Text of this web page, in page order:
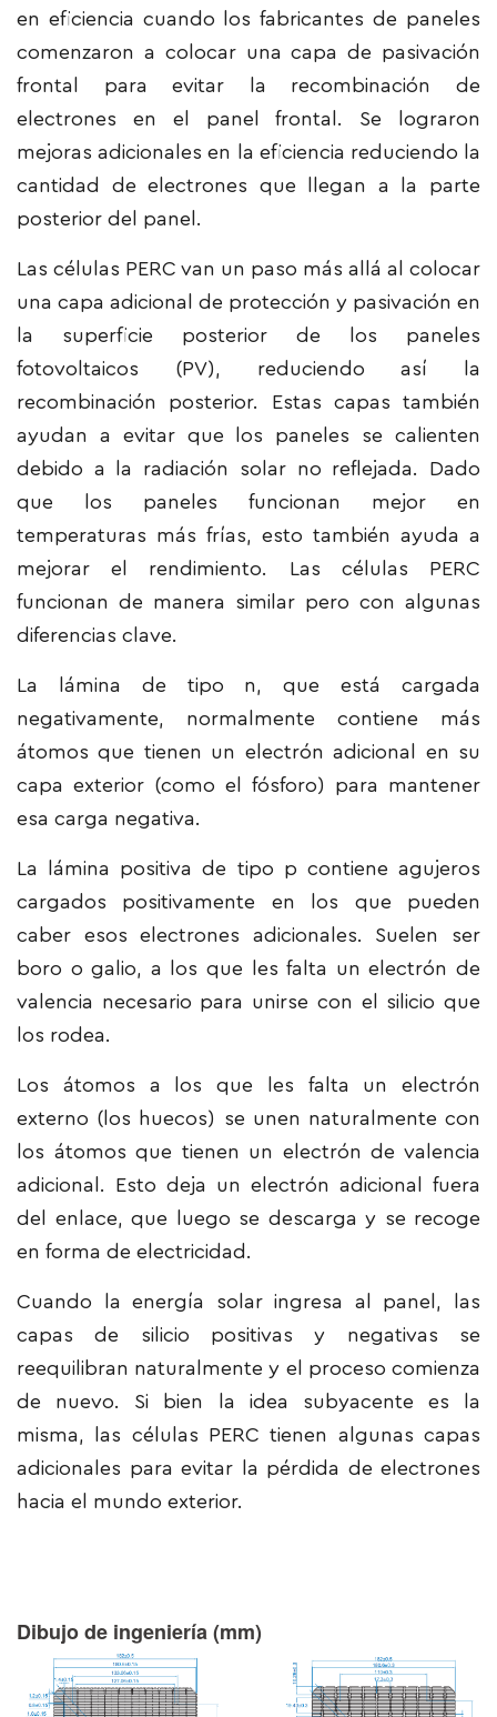
en eficiencia cuando los fabricantes de paneles
comenzaron a colocar una capa de pasivación
frontal para evitar la recombinación de
electrones en el panel frontal. Se lograron
mejoras adicionales en la eficiencia reduciendo la
cantidad de electrones que llegan a la parte
posterior del panel.
Las células PERC van un paso más allá al colocar
una capa adicional de protección y pasivación en
la superficie posterior de los paneles
fotovoltaicos (PV), reduciendo así la
recombinación posterior. Estas capas también
ayudan a evitar que los paneles se calienten
debido a la radiación solar no reflejada. Dado
que los paneles funcionan mejor en
temperaturas más frías, esto también ayuda a
mejorar el rendimiento. Las células PERC
funcionan de manera similar pero con algunas
diferencias clave.
La lámina de tipo n, que está cargada
negativamente, normalmente contiene más
átomos que tienen un electrón adicional en su
capa exterior (como el fósforo) para mantener
esa carga negativa.
La lámina positiva de tipo p contiene agujeros
cargados positivamente en los que pueden
caber esos electrones adicionales. Suelen ser
boro o galio, a los que les falta un electrón de
valencia necesario para unirse con el silicio que
los rodea.
Los átomos a los que les falta un electrón
externo (los huecos) se unen naturalmente con
los átomos que tienen un electrón de valencia
adicional. Esto deja un electrón adicional fuera
del enlace, que luego se descarga y se recoge
en forma de electricidad.
Cuando la energía solar ingresa al panel, las
capas de silicio positivas y negativas se
reequilibran naturalmente y el proceso comienza
de nuevo. Si bien la idea subyacente es la
misma, las células PERC tienen algunas capas
adicionales para evitar la pérdida de electrones
hacia el mundo exterior.
Dibujo de ingeniería (mm)